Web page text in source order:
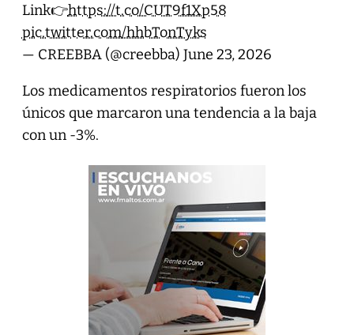
Link👉https://t.co/CUT9f1Xp58
pic.twitter.com/hhbTonTyks
— CREEBBA (@creebba) June 23, 2026
Los medicamentos respiratorios fueron los
únicos que marcaron una tendencia a la baja
con un -3%.